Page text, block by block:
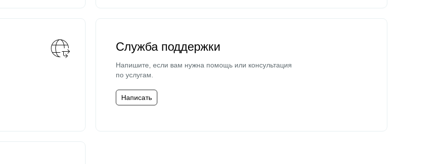
Служба поддержки
Напишите, если вам нужна помощь или консультация
по услугам.
Написать